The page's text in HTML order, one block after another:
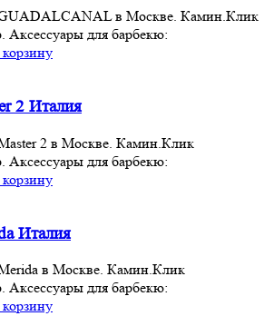
в Москве. Камин.Клик
Аксессуары для барбекю:
2 Италия
2 в Москве. Камин.Клик
Аксессуары для барбекю:
Италия
в Москве. Камин.Клик
Аксессуары для барбекю: